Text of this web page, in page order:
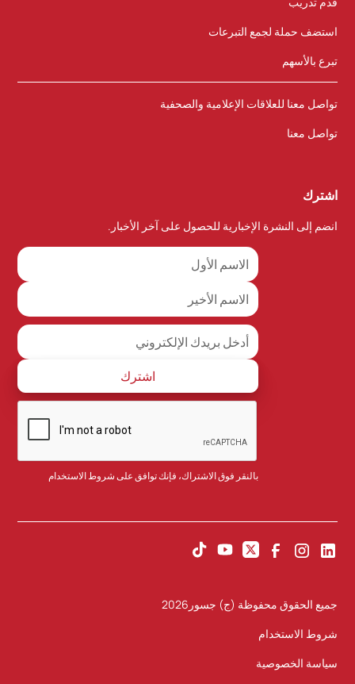
استضف حملة لجمع التبرعات
تبرع بالأسهم
تواصل معنا للعلاقات الإعلامية والصحفية
تواصل معنا
اشترك
انضم إلى النشرة الإخبارية للحصول على آخر الأخبار.
بالنقر فوق الاشتراك، فإنك توافق علىشروط الاستخدام
جميع الحقوق محفوظة (ج) جسور 2026
شروط الاستخدام
سياسة الخصوصية